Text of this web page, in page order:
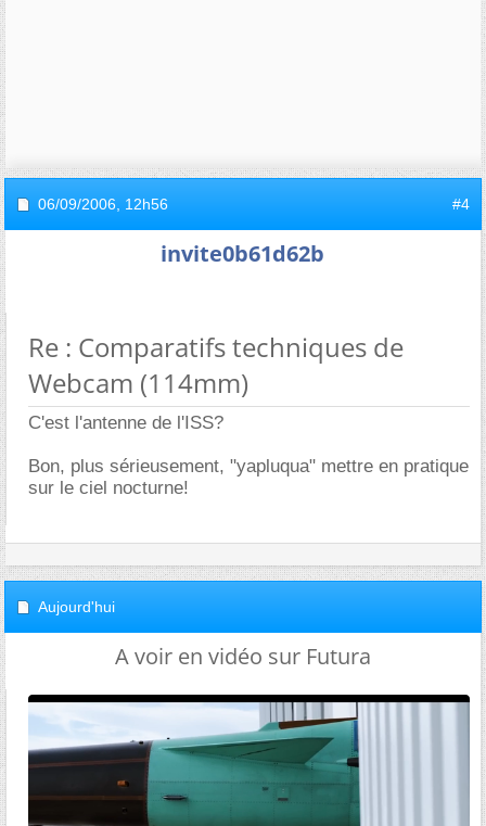
06/09/2006, 12h56 #4
invite0b61d62b
Re : Comparatifs techniques de
Webcam (114mm)
C'est l'antenne de l'ISS?
Bon, plus sérieusement, "yapluqua" mettre en pratique
sur le ciel nocturne!
Aujourd'hui
A voir en vidéo sur Futura